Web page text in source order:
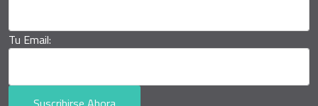
Tu Email: